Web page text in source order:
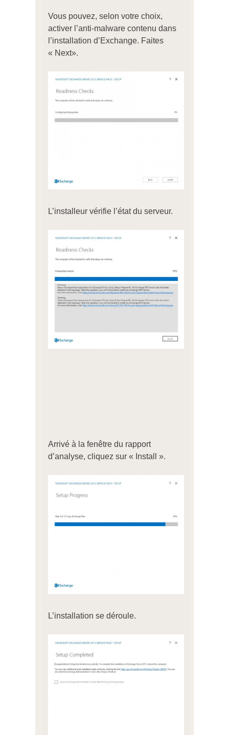
Vous pouvez, selon votre choix,
activer l’anti-malware contenu dans
l’installation d’Exchange. Faites
« Next».
L’installeur vérifie l’état du serveur.
Arrivé à la fenêtre du rapport
d’analyse, cliquez sur « Install ».
L’installation se déroule.